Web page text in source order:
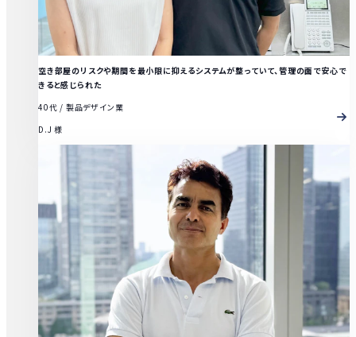
空き部屋のリスクや期間を最小限に抑えるシステムが整っていて、管理の面で安心で
きると感じられた
40代 / 製品デザイン業
D.J 様